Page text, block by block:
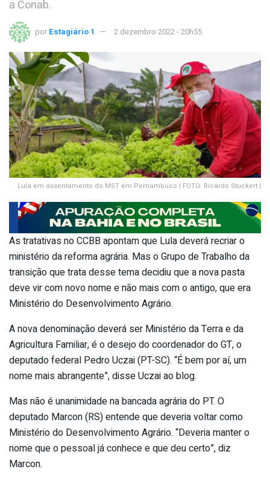
a Conab.
por Estagiário 1 2 dezembro 2022 - 20h55
Lula em assentamento do MST em Pernambuco | FOTO: Ricardo Stuckert |
As tratativas no CCBB apontam que Lula deverá recriar o
ministério da reforma agrária. Mas o Grupo de Trabalho da
transição que trata desse tema decidiu que a nova pasta
deve vir com novo nome e não mais com o antigo, que era
Ministério do Desenvolvimento Agrário.
A nova denominação deverá ser Ministério da Terra e da
Agricultura Familiar, é o desejo do coordenador do GT, o
deputado federal Pedro Uczai (PT-SC). “É bem por aí, um
nome mais abrangente”, disse Uczai ao blog.
Mas não é unanimidade na bancada agrária do PT. O
deputado Marcon (RS) entende que deveria voltar como
Ministério do Desenvolvimento Agrário. “Deveria manter o
nome que o pessoal já conhece e que deu certo”, diz
Marcon.